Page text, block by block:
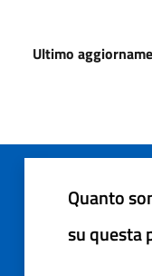
Ultimo
Quanto
su questa